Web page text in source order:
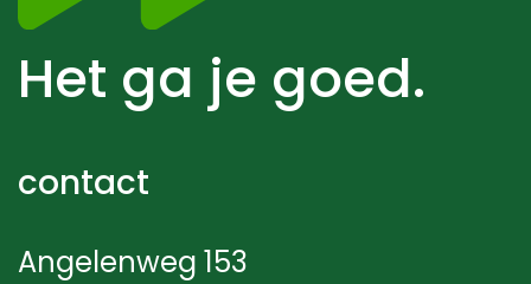
Het ga je goed.
contact
Angelenweg 153